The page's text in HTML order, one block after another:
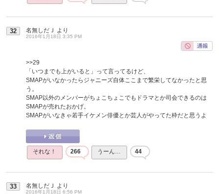
32 名無しだＪ より
2016年1月18日 3:35 PM
>>29
「いつまでも上がいると」って言ってるけど、
SMAPがいなかったらジャニーズ自体ここまで繁栄してなかったと思
う。
SMAP以外のメンバーがちょこちょこでもドラマとか司会できるのは
SMAPが売れたおかげ。
SMAPがいなきゃ若手イケメン俳優とか芸人がやってた枠だと思うよ
それな！ 266 うーん… 44
33 名無しだＪ より
2016年1月18日 6:56 PM